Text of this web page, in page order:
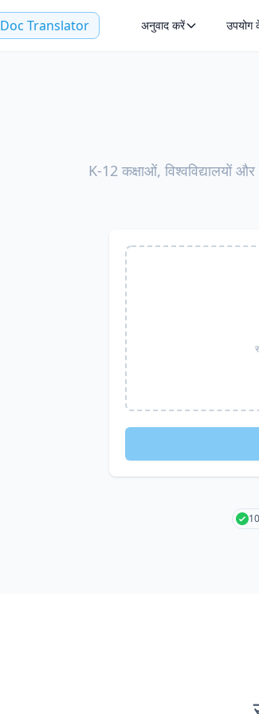
Doc Translator अनुवाद करें उपयोग
K-12 कक्षाओं, विश्वविद्यालयों